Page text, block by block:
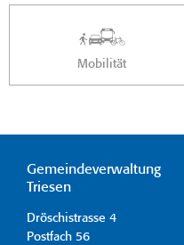
Mobilität
Gemeindeverwaltung
Triesen
Dröschistrasse 4
Postfach 56